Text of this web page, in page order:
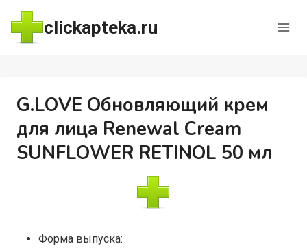
Перейти
содержимому
clickapteka.ru
G.LOVE Обновляющий крем
для лица Renewal Cream
SUNFLOWER RETINOL 50 мл
Форма выпуска: